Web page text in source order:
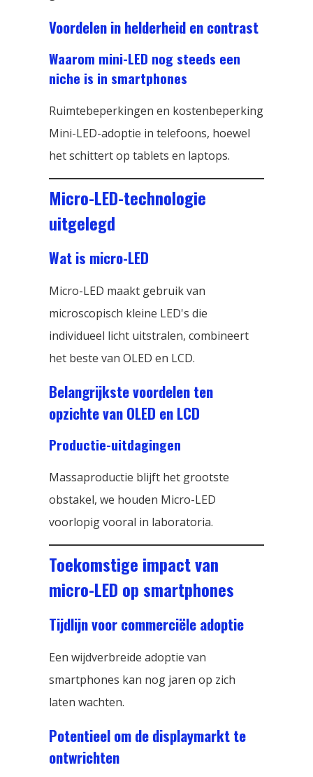
Voordelen in helderheid en contrast
Waarom mini-LED nog steeds een
niche is in smartphones
Ruimtebeperkingen en kostenbeperking
Mini-LED-adoptie in telefoons, hoewel
het schittert op tablets en laptops.
Micro-LED-technologie
uitgelegd
Wat is micro-LED
Micro-LED maakt gebruik van
microscopisch kleine LED's die
individueel licht uitstralen, combineert
het beste van OLED en LCD.
Belangrijkste voordelen ten
opzichte van OLED en LCD
Productie-uitdagingen
Massaproductie blijft het grootste
obstakel, we houden Micro-LED
voorlopig vooral in laboratoria.
Toekomstige impact van
micro-LED op smartphones
Tijdlijn voor commerciële adoptie
Een wijdverbreide adoptie van
smartphones kan nog jaren op zich
laten wachten.
Potentieel om de displaymarkt te
ontwrichten